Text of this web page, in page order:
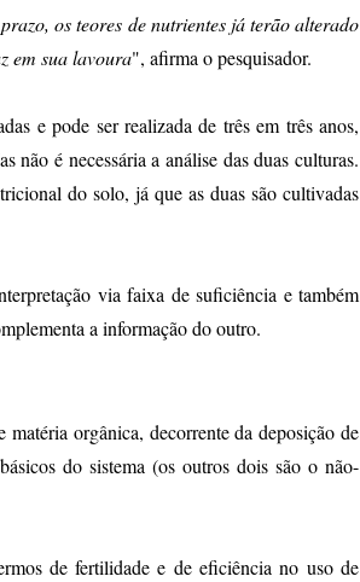
prazo, os teores de nutrientes já terão alterado
em sua lavoura", afirma o pesquisador.
e pode ser realizada de três em três anos,
não é necessária a análise das duas culturas.
do solo, já que as duas são cultivadas
via faixa de suficiência e também
a informação do outro.
orgânica, decorrente da deposição de
do sistema (os outros dois são o não-
de fertilidade e de eficiência no uso de